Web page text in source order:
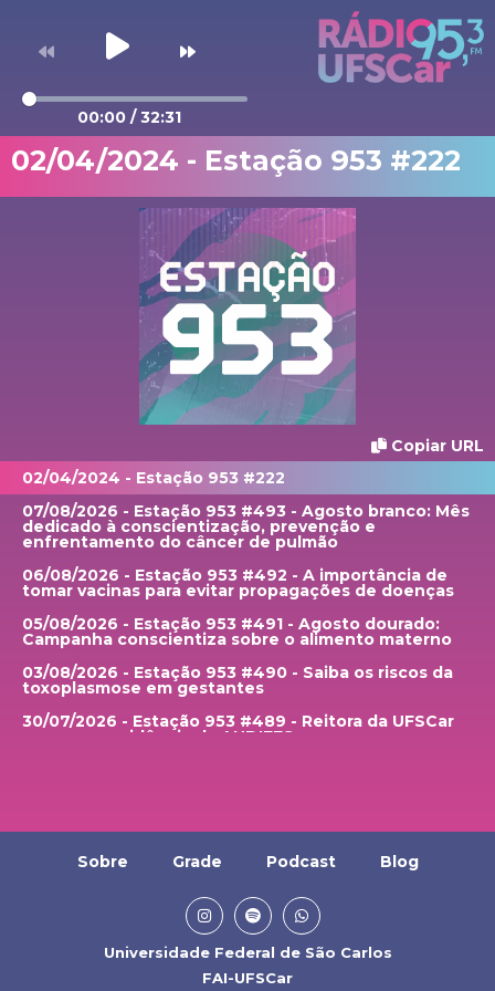
00:00 /32:31
02/04/2024 - Estação 953 #222
Copiar URL
02/04/2024 - Estação 953 #222
07/08/2026 - Estação 953 #493 - Agosto branco: Mês
dedicado à conscientização, prevenção e
enfrentamento do câncer de pulmão
06/08/2026 - Estação 953 #492 - A importância de
tomar vacinas para evitar propagações de doenças
05/08/2026 - Estação 953 #491 - Agosto dourado:
Campanha conscientiza sobre o alimento materno
03/08/2026 - Estação 953 #490 - Saiba os riscos da
toxoplasmose em gestantes
30/07/2026 - Estação 953 #489 - Reitora da UFSCar
assume presidência da ANDIFES
universitário e Santa Casa de São Carlos recebem
período de defeso eleitoral
24/07/2026 - Estação 953 #485 - Anuário brasileiro
de segurança pública mostra menor número da
história de assassinatos no Brasil
Sobre Grade Podcast Blog
Universidade Federal de São Carlos
FAI-UFSCar